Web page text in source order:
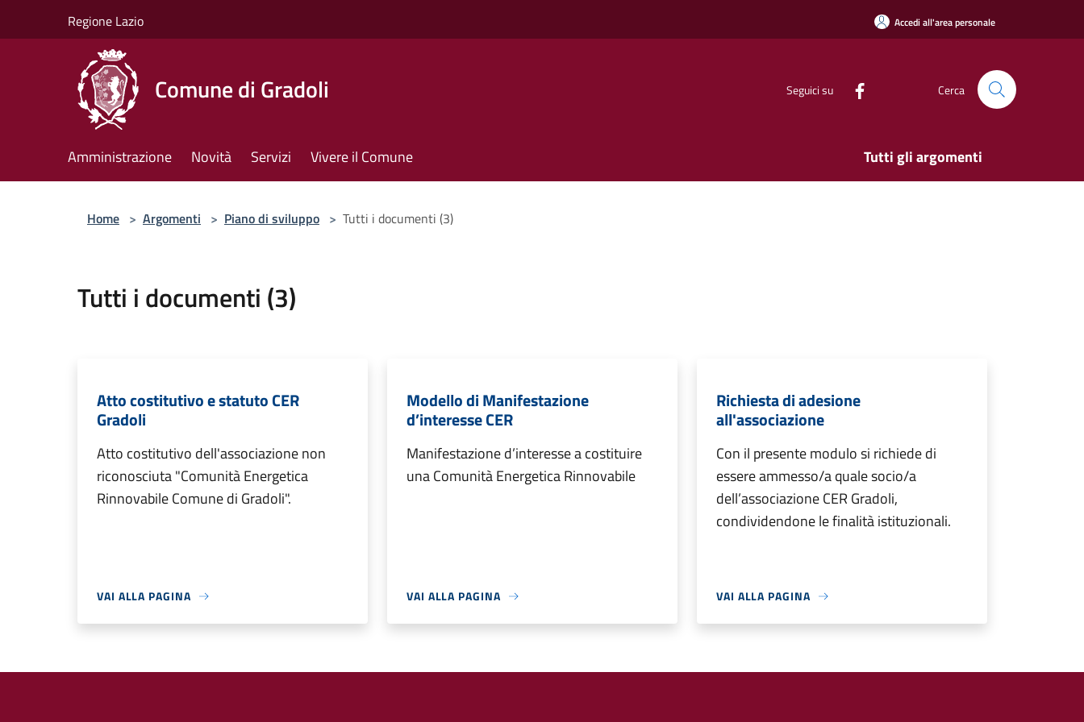
Regione Lazio Accedi all'area personale
Comune di Gradoli Seguici su Cerca
Amministrazione Novità Servizi Vivere il Comune Tutti gli argomenti
Home > Argomenti > Piano di sviluppo > Tutti i documenti (3)
Tutti i documenti (3)
Atto costitutivo e statuto CER
Gradoli
Atto costitutivo dell'associazione non
riconosciuta "Comunità Energetica
Rinnovabile Comune di Gradoli".
VAI ALLA PAGINA
Modello di Manifestazione
d’interesse CER
Manifestazione d’interesse a costituire
una Comunità Energetica Rinnovabile
VAI ALLA PAGINA
Richiesta di adesione
all'associazione
Con il presente modulo si richiede di
essere ammesso/a quale socio/a
dell’associazione CER Gradoli,
condividendone le finalità istituzionali.
VAI ALLA PAGINA